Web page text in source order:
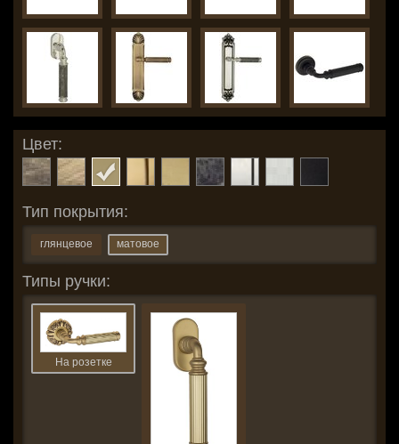
Цвет:
Тип покрытия:
глянцевое матовое
Типы ручки:
На розетке